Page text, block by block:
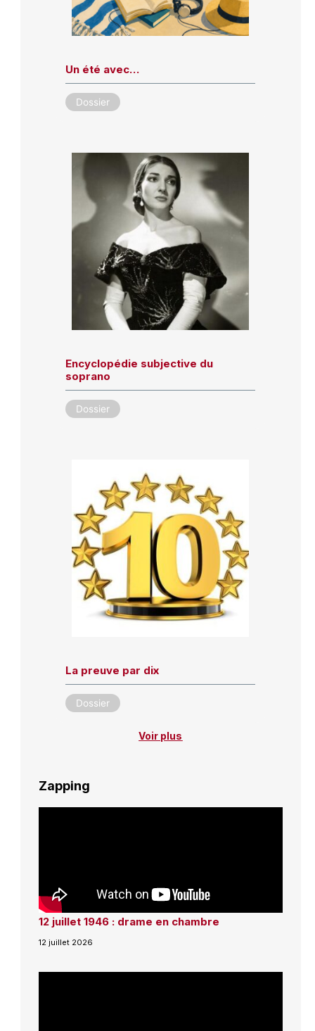
Un été avec…
Dossier
Encyclopédie subjective du
soprano
Dossier
La preuve par dix
Dossier
Voir plus
Zapping
12 juillet 1946 : drame en chambre
12 juillet 2026